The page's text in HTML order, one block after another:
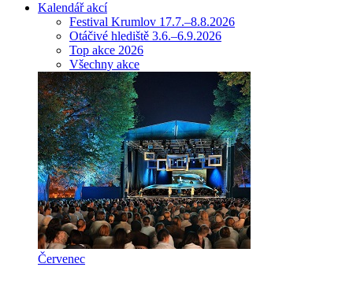
Kalendář akcí
Festival Krumlov 17.7.–8.8.2026
Otáčivé hlediště 3.6.–6.9.2026
Top akce 2026
Všechny akce
Červenec